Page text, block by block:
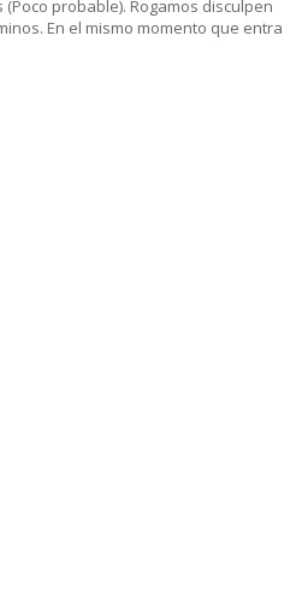
probable). Rogamos disculpen
En el mismo momento que entra